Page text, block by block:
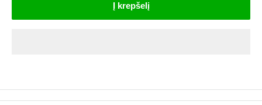
Į krepšelį